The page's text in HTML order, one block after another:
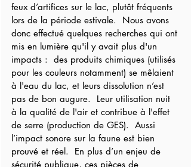
feux d’artifices sur le lac, plutôt fréquents
lors de la période estivale.  Nous avons
donc effectué quelques recherches qui ont
mis en lumière qu'il y avait plus d'un
impacts :  des produits chimiques (utilisés
pour les couleurs notamment) se mêlaient
à l'eau du lac, et leurs dissolution n’est
pas de bon augure.  Leur utilisation nuit
à la qualité de l'air et contribue à l'effet
de serre (production de GES).  Aussi
l’impact sonore sur la faune est bien
prouvé et réel.  En plus d’un enjeu de
sécurité publique, ces pièces de